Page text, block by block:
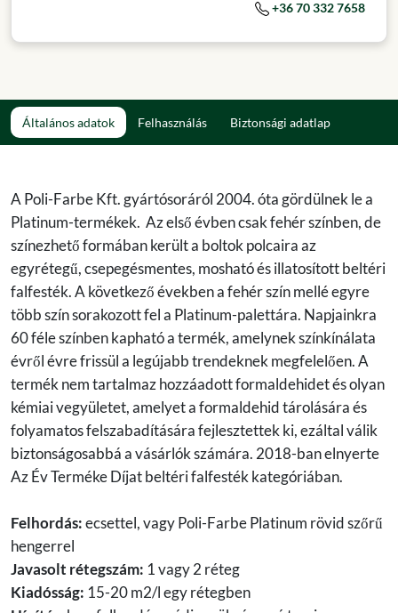
+36 70 332 7658
Általános adatok Felhasználás Biztonsági adatlap
A Poli-Farbe Kft. gyártósoráról 2004. óta gördülnek le a
Platinum-termékek. Az első évben csak fehér színben, de
színezhető formában került a boltok polcaira az
egyrétegű, csepegésmentes, mosható és illatosított beltéri
falfesték. A következő években a fehér szín mellé egyre
több szín sorakozott fel a Platinum-palettára. Napjainkra
60 féle színben kapható a termék, amelynek színkínálata
évről évre frissül a legújabb trendeknek megfelelően. A
termék nem tartalmaz hozzáadott formaldehidet és olyan
kémiai vegyületet, amelyet a formaldehid tárolására és
folyamatos felszabadítására fejlesztettek ki, ezáltal válik
biztonságosabbá a vásárlók számára. 2018-ban elnyerte
Az Év Terméke Díjat beltéri falfesték kategóriában.
Felhordás:ecsettel, vagy Poli-Farbe Platinum rövid szőrű
hengerrel
Javasolt rétegszám: 1 vagy 2 réteg
Kiadósság: 15-20 m2/l egy rétegben